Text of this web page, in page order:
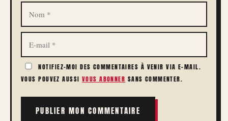
NOM
E-
MAIL
NOTIFIEZ-MOI DES COMMENTAIRES À VENIR VIA E-MAIL.
VOUS POUVEZ AUSSI VOUS ABONNER SANS COMMENTER.